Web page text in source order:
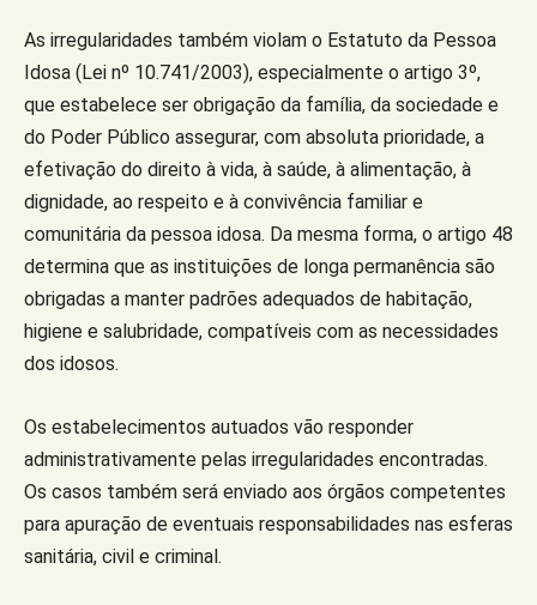
As irregularidades também violam o Estatuto da Pessoa
Idosa (Lei nº 10.741/2003), especialmente o artigo 3º,
que estabelece ser obrigação da família, da sociedade e
do Poder Público assegurar, com absoluta prioridade, a
efetivação do direito à vida, à saúde, à alimentação, à
dignidade, ao respeito e à convivência familiar e
comunitária da pessoa idosa. Da mesma forma, o artigo 48
determina que as instituições de longa permanência são
obrigadas a manter padrões adequados de habitação,
higiene e salubridade, compatíveis com as necessidades
dos idosos.
Os estabelecimentos autuados vão responder
administrativamente pelas irregularidades encontradas.
Os casos também será enviado aos órgãos competentes
para apuração de eventuais responsabilidades nas esferas
sanitária, civil e criminal.